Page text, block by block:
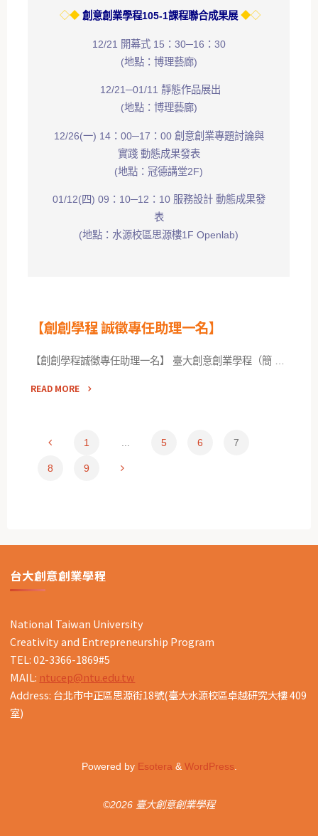
◇◆ 創意創業學程105-1課程聯合成果展◆◇
12/21 開幕式 15：30─16：30
(地點：博理藝廊)
12/21─01/11 靜態作品展出
(地點：博理藝廊)
12/26(一) 14：00─17：00 創意創業專題討論與
實踐 動態成果發表
(地點：冠德講堂2F)
01/12(四) 09：10─12：10 服務設計 動態成果發
表
(地點：水源校區思源樓1F Openlab)
【創創學程 誠徵專任助理一名】
【創創學程誠徵專任助理一名】 臺大創意創業學程（簡 …
READ MORE
1 5 6 7
8 9
台大創意創業學程
National Taiwan University
Creativity and Entrepreneurship Program
TEL: 02-3366-1869#5
MAIL: ntucep@ntu.edu.tw
Address: 台北市中正區思源街18號(臺大水源校區卓越研究大樓 409
室)
Powered byEsotera & WordPress
©2026 臺大創意創業學程